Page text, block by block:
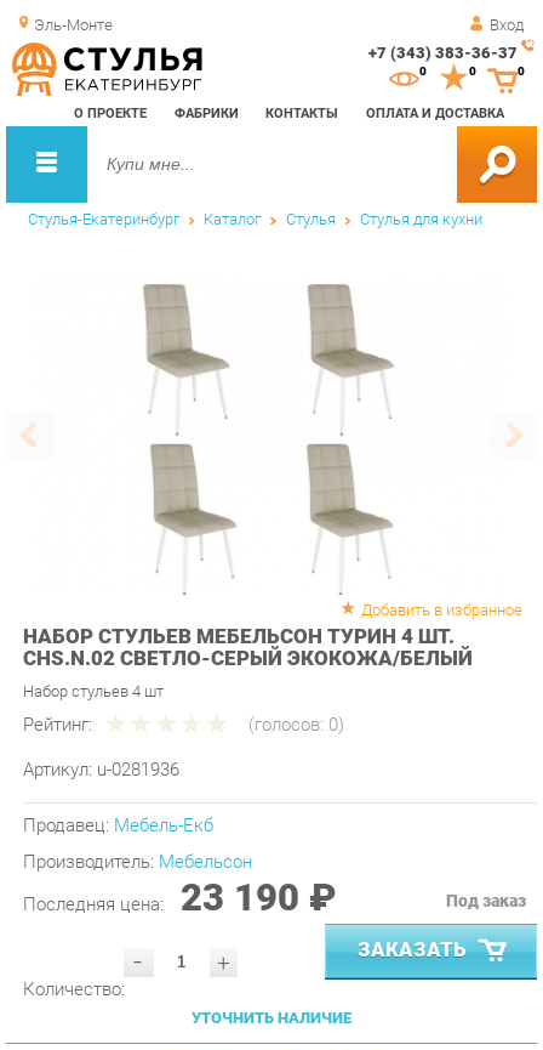
Эль-Монте Вход
+7 (343) 383-36-37
О ПРОЕКТЕ ФАБРИКИ КОНТАКТЫ ОПЛАТА И ДОСТАВКА
0 0
Стулья-Екатеринбург Каталог Стулья Стулья для кухни
НАБОР СТУЛЬЕВ МЕБЕЛЬСОН ТУРИН 4 ШТ.
CHS.N.02 СВЕТЛО-СЕРЫЙ ЭКОКОЖА/БЕЛЫЙ
Набор стульев 4 шт
Рейтинг:
u-0281936
Производитель:Мебельсон
Последняя цена:
23 190 ₽
- ЗАКАЗАТЬ
УТОЧНИТЬ НАЛИЧИЕ
ПРИГЛАСИТЬ ЗАМЕРЩИКА